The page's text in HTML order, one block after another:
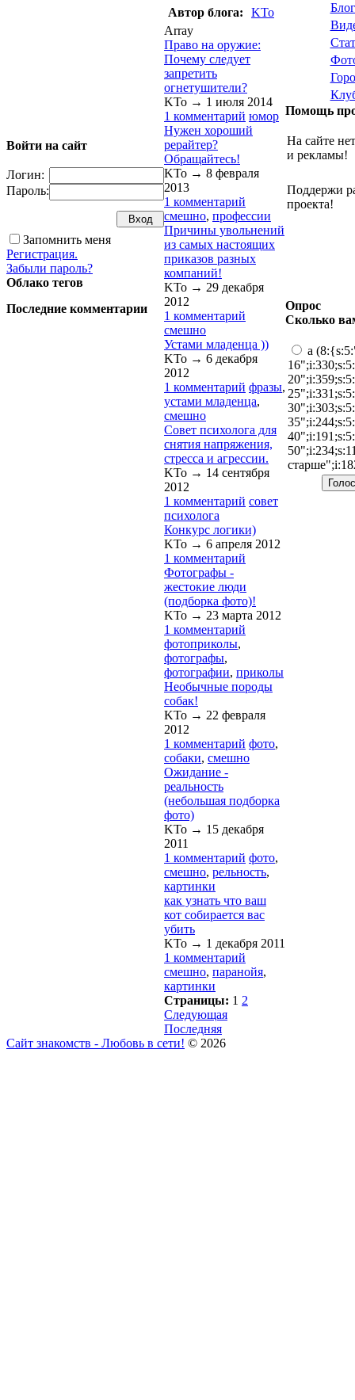
Войти на сайт
Логин:
Пароль:
Запомнить меня
Регистрация.
Забыли пароль?
Облако тегов
Последние комментарии
Автор блога:
KTo
Array
Право на оружие:
Почему следует
запретить
огнетушители?
KTo → 1 июля 2014
1 комментарий юмор
Нужен хороший
рерайтер?
Обращайтесь!
KTo → 8 февраля
2013
1 комментарий
смешно, профессии
Причины увольнений
из самых настоящих
приказов разных
компаний!
KTo → 29 декабря
2012
1 комментарий
смешно
Устами младенца ))
KTo → 6 декабря
2012
1 комментарий фразы,
устами младенца,
смешно
Совет психолога для
снятия напряжения,
стресса и агрессии.
KTo → 14 сентября
2012
1 комментарий совет
психолога
Конкурс логики)
KTo → 6 апреля 2012
1 комментарий
Фотографы -
жестокие люди
(подборка фото)!
KTo → 23 марта 2012
1 комментарий
фотоприколы,
фотографы,
фотографии, приколы
Необычные породы
собак!
KTo → 22 февраля
2012
1 комментарий фото,
собаки, смешно
Ожидание -
реальность
(небольшая подборка
фото)
KTo → 15 декабря
2011
1 комментарий фото,
смешно, рельность,
картинки
как узнать что ваш
кот собирается вас
убить
KTo → 1 декабря 2011
1 комментарий
смешно, паранойя,
картинки
Страницы: 1 2
Следующая
Последняя
Помощь
На сайте
и рекламы!
Поддержи
проекта!
Опрос
Сколько
a
Сайт знакомств - Любовь в сети! © 2026